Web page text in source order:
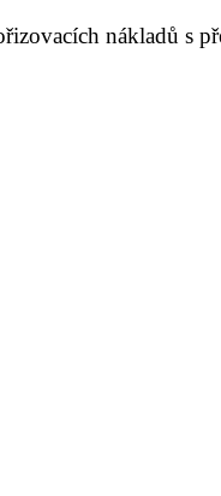
nákladů s